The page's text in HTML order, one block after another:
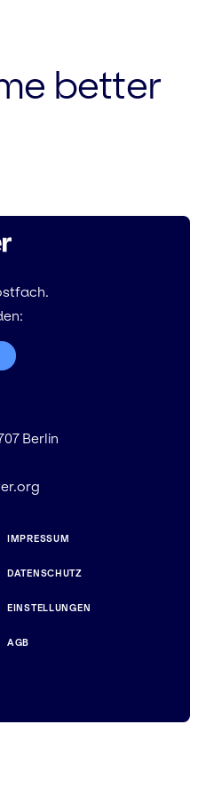
better
Berlin
IMPRESSUM
DATENSCHUTZ
EINSTELLUNGEN
AGB